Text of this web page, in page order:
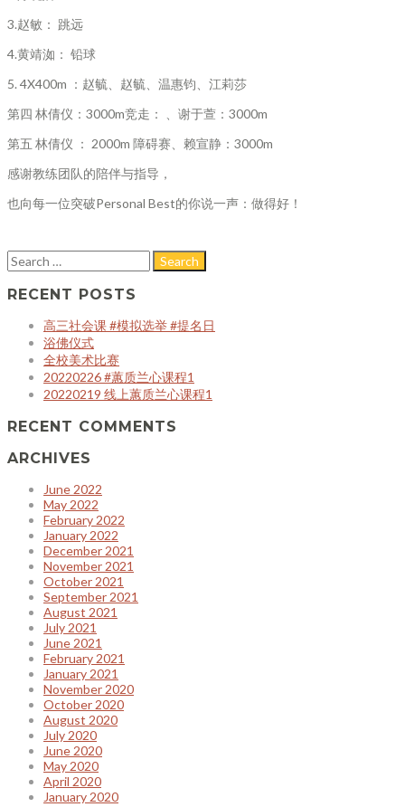
3.赵敏： 跳远
4.黄靖洳： 铅球
5. 4X400m ：赵毓、赵毓、温惠钧、江莉莎
第四 林倩仪：3000m竞走： 、谢于萱：3000m
第五 林倩仪 ： 2000m 障碍赛、赖宣静：3000m
感谢教练团队的陪伴与指导，
也向每一位突破Personal Best的你说一声：做得好！
RECENT POSTS
高三社会课 #模拟选举 #提名日
浴佛仪式
全校美术比赛
20220226 #蕙质兰心课程1
20220219 线上蕙质兰心课程1
RECENT COMMENTS
ARCHIVES
June 2022
May 2022
February 2022
January 2022
December 2021
November 2021
October 2021
September 2021
August 2021
July 2021
June 2021
February 2021
January 2021
November 2020
October 2020
August 2020
July 2020
June 2020
May 2020
April 2020
January 2020